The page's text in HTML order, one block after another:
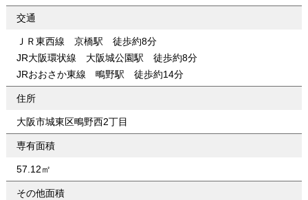
交通
ＪＲ東西線 京橋駅 徒歩約8分
JR大阪環状線 大阪城公園駅 徒歩約8分
JRおおさか東線 鴫野駅 徒歩約14分
住所
大阪市城東区鴫野西2丁目
専有面積
57.12㎡
その他面積